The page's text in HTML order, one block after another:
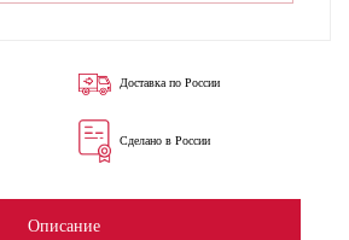
Доставка по России
Сделано в России
Описание